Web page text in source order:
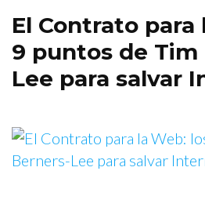
El Contrato para
9 puntos de Tim
Lee para salvar